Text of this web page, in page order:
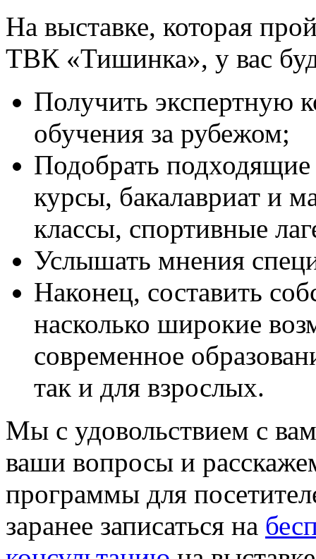
На выставке, которая
ТВК «Тишинка», у вас
Получить экспертную
обучения за рубежом;
Подобрать
курсы, бакалавриат и
классы, спортивные
Услышать мнения
Наконец, составить
насколько широкие
современное
так и для взрослых.
Мы с удовольствием с
ваши вопросы и
программы для
заранее записаться на